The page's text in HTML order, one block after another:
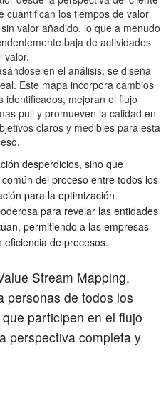
cuantifican los tiempos de valor
valor añadido, lo que a menudo
baja de actividades
valor.
en el análisis, se diseña
Este mapa incorpora cambios
identificados, mejoran el flujo
pull y promueven la calidad en
claros y medibles para esta
desperdicios, sino que
del proceso entre todos los
para la optimización
para revelar las entidades
permitiendo a las empresas
de procesos.
Stream Mapping,
personas de todos los
participen en el flujo
perspectiva completa y